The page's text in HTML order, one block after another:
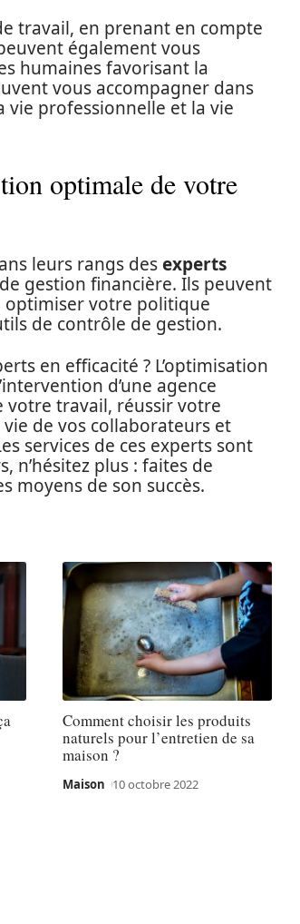
travail, en prenant en compte
également vous
humaines favorisant la
vous accompagner dans
vie professionnelle et la vie
optimale de votre
leurs rangs desexperts
gestion financière. Ils peuvent
optimiser votre politique
de contrôle de gestion.
en efficacité ? L’optimisation
d’une agence
votre travail, réussir votre
de vos collaborateurs et
services de ces experts sont
n’hésitez plus : faites de
moyens de son succès.
Comment choisir les produits
naturels pour l’entretien de sa
maison ?
Maison 10 octobre 2022